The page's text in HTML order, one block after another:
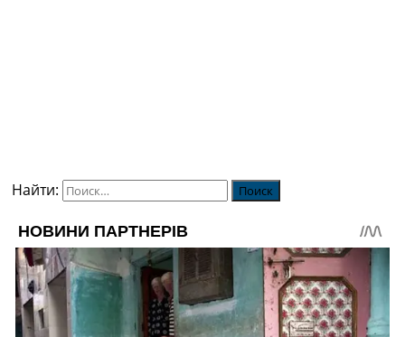
Найти: